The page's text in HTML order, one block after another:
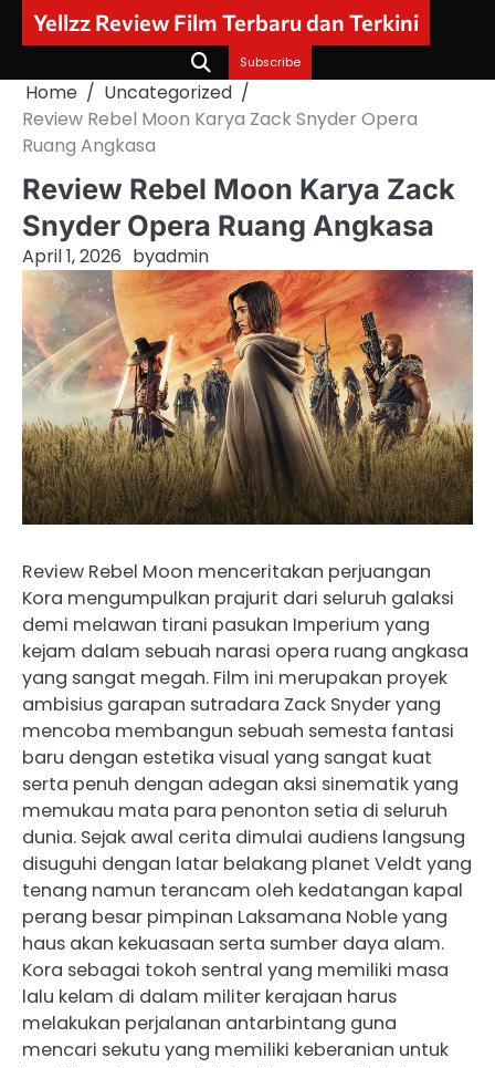
SkipYellzz Review Film Terbaru dan Terkini
Subscribe
Home
Uncategorized
Review Rebel Moon Karya Zack Snyder Opera
Ruang Angkasa
Review Rebel Moon Karya Zack
Snyder Opera Ruang Angkasa
April 1, 2026 byadmin
Review Rebel Moon menceritakan perjuangan
Kora mengumpulkan prajurit dari seluruh galaksi
demi melawan tirani pasukan Imperium yang
kejam dalam sebuah narasi opera ruang angkasa
yang sangat megah. Film ini merupakan proyek
ambisius garapan sutradara Zack Snyder yang
mencoba membangun sebuah semesta fantasi
baru dengan estetika visual yang sangat kuat
serta penuh dengan adegan aksi sinematik yang
memukau mata para penonton setia di seluruh
dunia. Sejak awal cerita dimulai audiens langsung
disuguhi dengan latar belakang planet Veldt yang
tenang namun terancam oleh kedatangan kapal
perang besar pimpinan Laksamana Noble yang
haus akan kekuasaan serta sumber daya alam.
Kora sebagai tokoh sentral yang memiliki masa
lalu kelam di dalam militer kerajaan harus
melakukan perjalanan antarbintang guna
mencari sekutu yang memiliki keberanian untuk